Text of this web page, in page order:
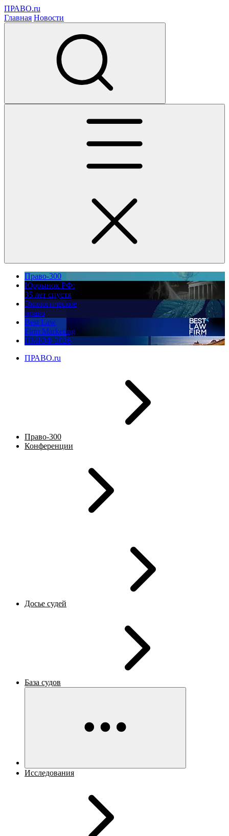
ПРАВО.ru
Главная Новости
Право-300
Юррынок РФ:
35 лет спустя
Экологическое
право
Best Law
Firm Marketing
ПМЮФ 2026
ПРАВО.ru
Право-300
Конференции
Досье судей
База судов
Исследования